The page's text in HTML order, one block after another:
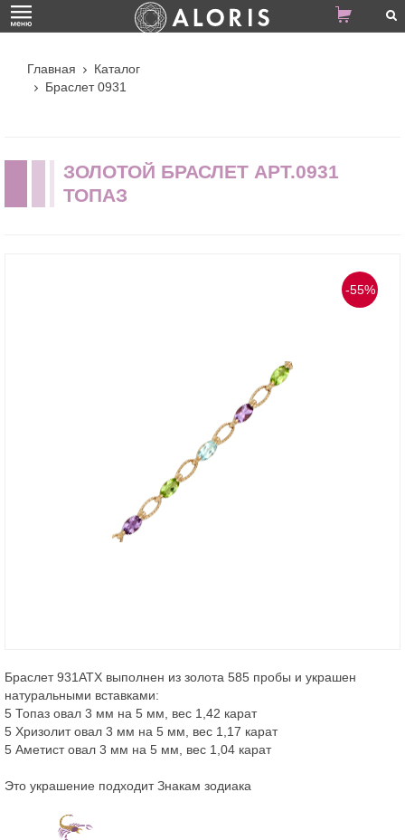
Главная
Каталог
Браслет 0931
ЗОЛОТОЙ БРАСЛЕТ АРТ.0931
ТОПАЗ
-55%
Браслет 931АТХ выполнен из золота 585 пробы и украшен
натуральными вставками:
5 Топаз овал 3 мм на 5 мм, вес 1,42 карат
5 Хризолит овал 3 мм на 5 мм, вес 1,17 карат
5 Аметист овал 3 мм на 5 мм, вес 1,04 карат
Это украшение подходит Знакам зодиака